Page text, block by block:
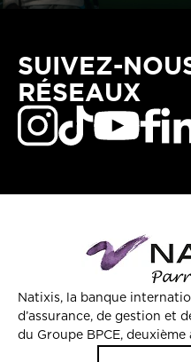
SUIVEZ-
RÉSEAUX
Natixis, la banque
d’assurance, de gestion et
du Groupe BPCE,